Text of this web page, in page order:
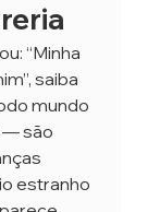
“Minha
saiba
mundo
— são
estranho